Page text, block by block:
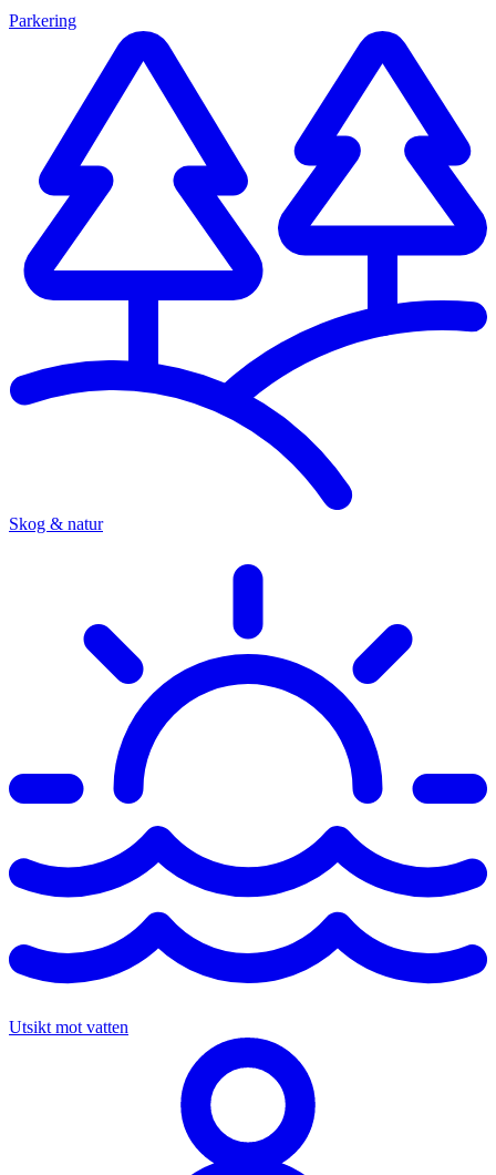
Parkering
Skog & natur
Utsikt mot vatten